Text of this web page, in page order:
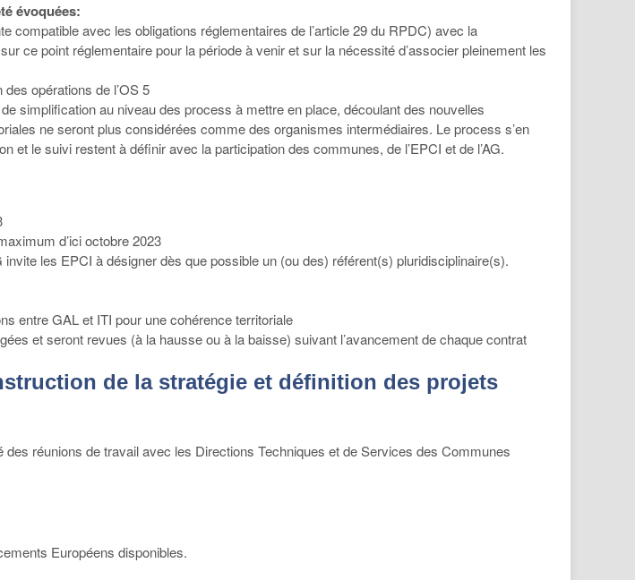
évoquées:
compatible avec les obligations réglementaires de l’article 29 du RPDC) avec la
ce point réglementaire pour la période à venir et sur la nécessité d’associer pleinement les
opérations de l’OS 5
simplification au niveau des process à mettre en place, découlant des nouvelles
ne seront plus considérées comme des organismes intermédiaires. Le process s’en
et le suivi restent à définir avec la participation des communes, de l’EPCI et de l’AG.
d’ici octobre 2023
les EPCI à désigner dès que possible un (ou des) référent(s) pluridisciplinaire(s).
entre GAL et ITI pour une cohérence territoriale
et seront revues (à la hausse ou à la baisse) suivant l’avancement de chaque contrat
de la stratégie et définition des projets
réunions de travail avec les Directions Techniques et de Services des Communes
Européens disponibles.